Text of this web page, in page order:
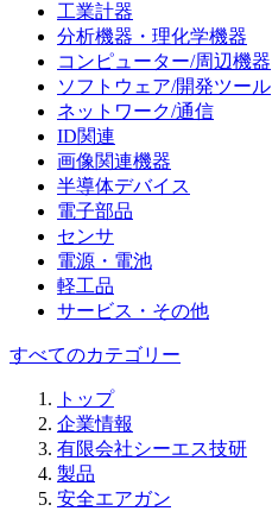
工業計器
分析機器・理化学機器
コンピューター/周辺機器
ソフトウェア/開発ツール
ネットワーク/通信
ID関連
画像関連機器
半導体デバイス
電子部品
センサ
電源・電池
軽工品
サービス・その他
すべてのカテゴリー
トップ
企業情報
有限会社シーエス技研
製品
安全エアガン